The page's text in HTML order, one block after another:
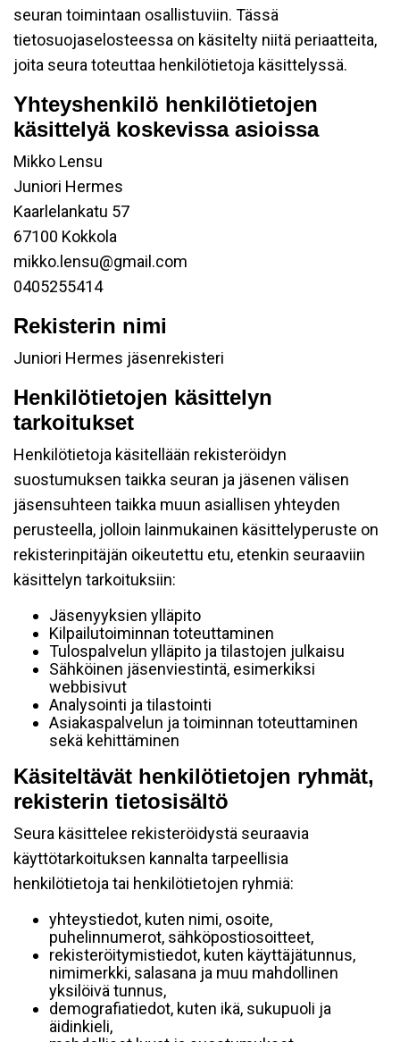
seuran toimintaan osallistuviin. Tässä
tietosuojaselosteessa on käsitelty niitä periaatteita,
joita seura toteuttaa henkilötietoja käsittelyssä.
Yhteyshenkilö henkilötietojen
käsittelyä koskevissa asioissa
Mikko Lensu
Juniori Hermes
Kaarlelankatu 57
67100 Kokkola
mikko.lensu@gmail.com
0405255414
Rekisterin nimi
Juniori Hermes jäsenrekisteri
Henkilötietojen käsittelyn
tarkoitukset
Henkilötietoja käsitellään rekisteröidyn
suostumuksen taikka seuran ja jäsenen välisen
jäsensuhteen taikka muun asiallisen yhteyden
perusteella, jolloin lainmukainen käsittelyperuste on
rekisterinpitäjän oikeutettu etu, etenkin seuraaviin
käsittelyn tarkoituksiin:
Jäsenyyksien ylläpito
Kilpailutoiminnan toteuttaminen
Tulospalvelun ylläpito ja tilastojen julkaisu
Sähköinen jäsenviestintä, esimerkiksi
webbisivut
Analysointi ja tilastointi
Asiakaspalvelun ja toiminnan toteuttaminen
sekä kehittäminen
Käsiteltävät henkilötietojen ryhmät,
rekisterin tietosisältö
Seura käsittelee rekisteröidystä seuraavia
käyttötarkoituksen kannalta tarpeellisia
henkilötietoja tai henkilötietojen ryhmiä:
yhteystiedot, kuten nimi, osoite,
puhelinnumerot, sähköpostiosoitteet,
rekisteröitymistiedot, kuten käyttäjätunnus,
nimimerkki, salasana ja muu mahdollinen
yksilöivä tunnus,
demografiatiedot, kuten ikä, sukupuoli ja
äidinkieli,